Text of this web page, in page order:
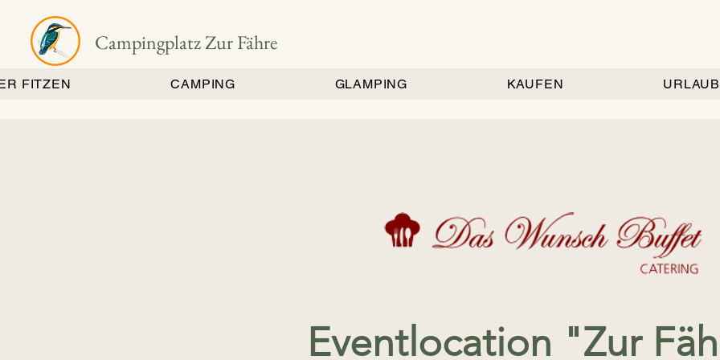
Campingplatz Zur Fähre
FITZEN CAMPING GLAMPING KAUFEN
Eventlocation "Zur